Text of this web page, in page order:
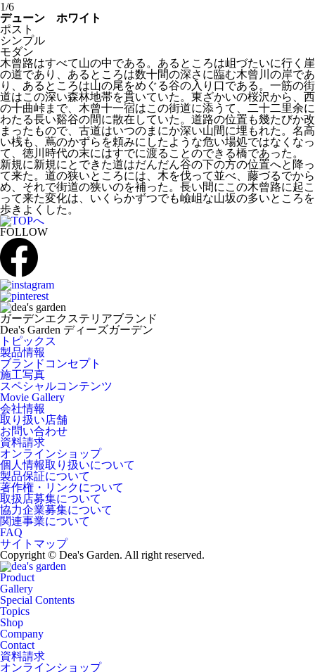
1/6
デューン ホワイト
ポスト
シンプル
モダン
木曾路はすべて山の中である。あるところは岨づたいに行く崖
の道であり、あるところは数十間の深さに臨む木曾川の岸であ
り、あるところは山の尾をめぐる谷の入り口である。一筋の街
道はこの深い森林地帯を貫いていた。東ざかいの桜沢から、西
の十曲峠まで、木曾十一宿はこの街道に添うて、二十二里余に
わたる長い谿谷の間に散在していた。道路の位置も幾たびか改
まったもので、古道はいつのまにか深い山間に埋もれた。名高
い桟も、蔦のかずらを頼みにしたような危い場処ではなくなっ
て、徳川時代の末にはすでに渡ることのできる橋であった。
新規に新規にとできた道はだんだん谷の下の方の位置へと降っ
て来た。道の狭いところには、木を伐って並べ、藤づるでから
め、それで街道の狭いのを補った。長い間にこの木曾路に起こ
って来た変化は、いくらかずつでも嶮岨な山坂の多いところを
歩きよくした。
FOLLOW
ガーデンエクステリアブランド
Dea's Garden ディーズガーデン
トピックス
製品情報
ブランドコンセプト
施工写真
スペシャルコンテンツ
Movie Gallery
会社情報
取り扱い店舗
お問い合わせ
資料請求
オンラインショップ
個人情報取り扱いについて
製品保証について
著作権・リンクについて
取扱店募集について
協力企業募集について
関連事業について
FAQ
サイトマップ
Copyright © Dea's Garden. All right reserved.
Product
Gallery
Special Contents
Topics
Shop
Company
Contact
資料請求
オンラインショップ